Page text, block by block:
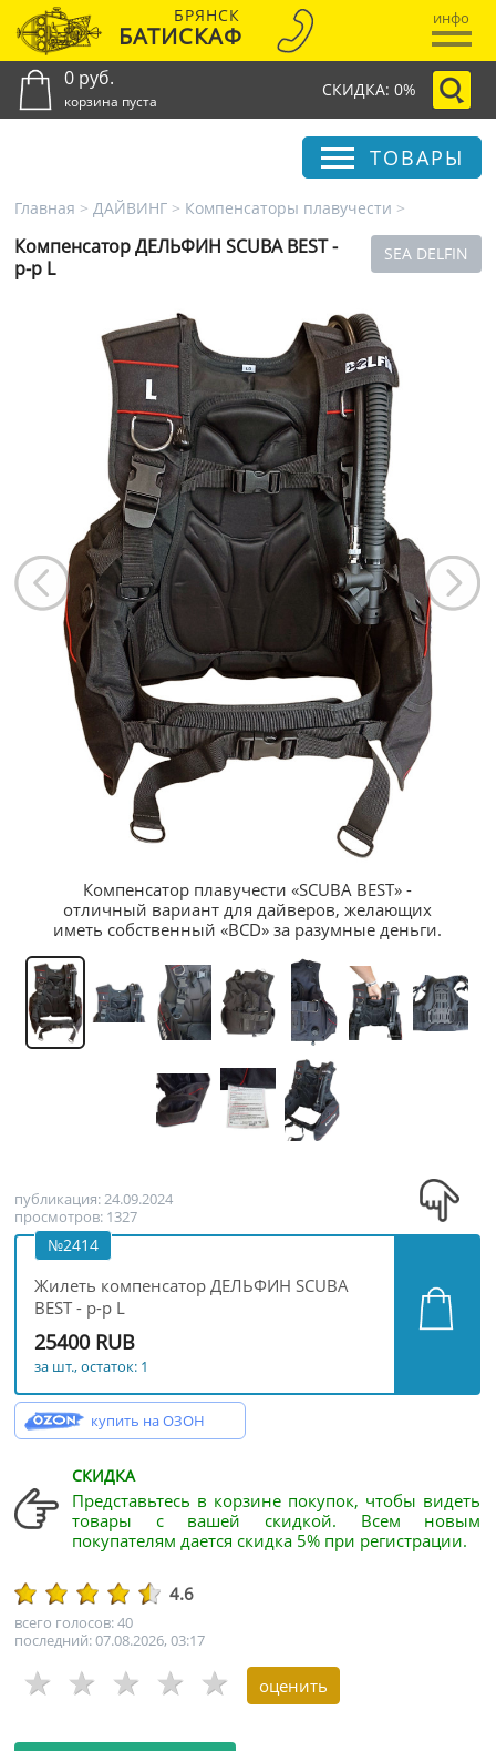
БРЯНСК
БАТИСКАФ
инфо
0 руб.
корзина пуста
СКИДКА: 0%
ТОВАРЫ
Главная > ДАЙВИНГ > Компенсаторы плавучести >
SEA DELFIN
Компенсатор ДЕЛЬФИН SCUBA BEST -
р-р L
Компенсатор плавучести «SCUBA BEST» -
отличный вариант для дайверов, желающих
иметь собственный «BCD» за разумные деньги.
публикация: 24.09.2024
просмотров: 1327
№2414
Жилеть компенсатор ДЕЛЬФИН SCUBA
BEST - р-р L
25400 RUB
за шт., остаток: 1
купить на ОЗОН
СКИДКА
Представьтесь в корзине покупок, чтобы видеть
товары с вашей скидкой. Всем новым
покупателям дается скидка 5% при регистрации.
4.6
всего голосов: 40
последний: 07.08.2026, 03:17